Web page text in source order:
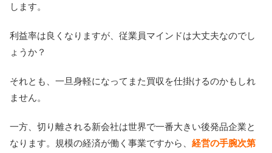
します。
利益率は良くなりますが、従業員マインドは大丈夫なのでし
ょうか？
それとも、一旦身軽になってまた買収を仕掛けるのかもしれ
ません。
一方、切り離される新会社は世界で一番大きい後発品企業と
なります。規模の経済が働く事業ですから、 経営の手腕次第